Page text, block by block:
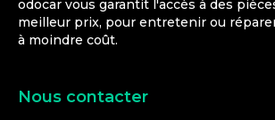
odocar vous garantit l'accès à des
meilleur prix, pour entretenir ou
à moindre coût.
Nous contacter